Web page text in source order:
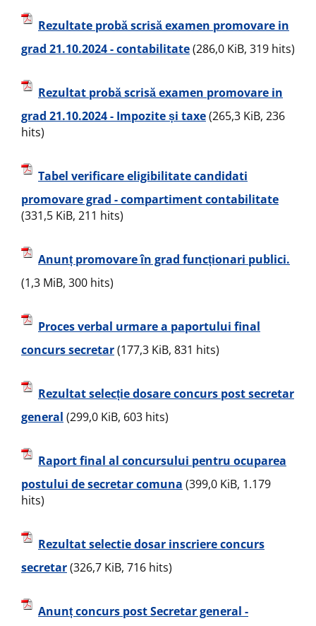
Rezultate probă scrisă examen promovare in
grad 21.10.2024 - contabilitate(286,0 KiB, 319 hits)
Rezultat probă scrisă examen promovare in
grad 21.10.2024 - Impozite și taxe(265,3 KiB, 236
hits)
Tabel verificare eligibilitate candidati
promovare grad - compartiment contabilitate
(331,5 KiB, 211 hits)
Anunț promovare în grad funcționari publici.
(1,3 MiB, 300 hits)
Proces verbal urmare a paportului final
concurs secretar(177,3 KiB, 831 hits)
Rezultat selecție dosare concurs post secretar
general (299,0 KiB, 603 hits)
Raport final al concursului pentru ocuparea
postului de secretar comuna (399,0 KiB, 1.179
hits)
Rezultat selectie dosar inscriere concurs
secretar(326,7 KiB, 716 hits)
Anunț concurs post Secretar general -